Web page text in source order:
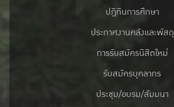
ปฎิทินการศึกษา
ประกาศงานคลังและพัสดุ
การรับสมัครนิสิตใหม่
รับสมัครบุคลากร
ประชุม/อบรม/สัมมนา